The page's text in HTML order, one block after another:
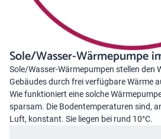
Sole/Wasser-Wärmepumpe
Sole/Wasser-Wärmepumpen stellen den
Gebäudes durch frei verfügbare Wärme
Wie funktioniert eine solche
sparsam. Die Bodentemperaturen sind,
Luft, konstant. Sie liegen bei rund 10°C.